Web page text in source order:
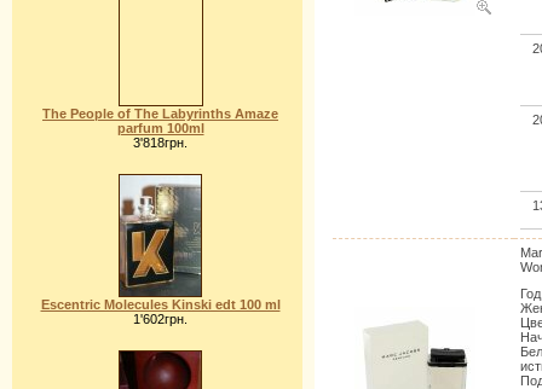
The People of The Labyrinths Amaze
parfum 100ml
3'818грн.
Escentric Molecules Kinski edt 100 ml
1'602грн.